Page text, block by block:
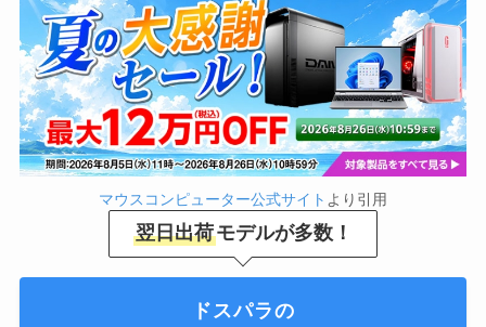
マウスコンピューター公式サイト より引用
翌日出荷モデルが多数！
ドスパラの